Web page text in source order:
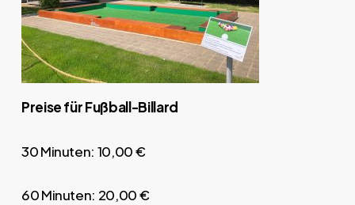
Preise für Fußball-Billard
30 Minuten: 10,00 €
60 Minuten: 20,00 €